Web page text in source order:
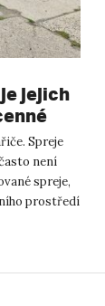
jejich
Spreje
není
spreje,
prostředí